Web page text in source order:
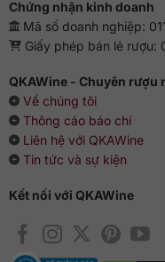
Chứng nhận kinh doanh
Mã số doanh nghiệp:
Giấy phép bán lẻ rượu:
QKAWine - Chuyên rượu
Về chúng tôi
Thông cáo báo chí
Liên hệ với QKAWine
Tin tức và sự kiện
Kết nối với QKAWine